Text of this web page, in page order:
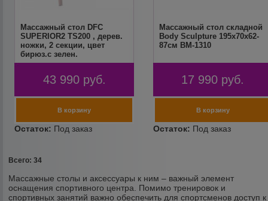
Массажный стол DFC
SUPERIOR2 TS200 , дерев.
ножки, 2 секции, цвет
бирюз.с зелен.
43 990 руб.
Массажный стол складной
Body Sculpture 195x70x62-
87см BM-1310
17 990 руб.
Всего: 34
Массажные столы и аксессуары к ним – важный элемент
оснащения спортивного центра. Помимо тренировок и
спортивных занятий важно обеспечить для спортсменов доступ к